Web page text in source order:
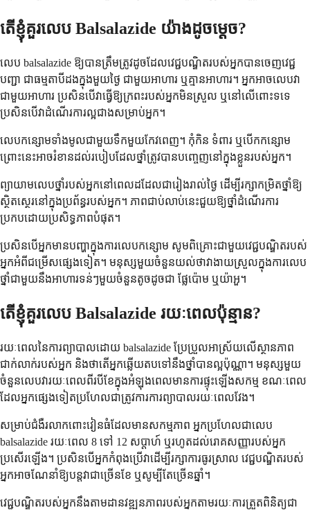
តើខ្ញុំគួរលេប Balsalazide យ៉ាងដូចម្តេច?
លេប balsalazide ឱ្យបានត្រឹមត្រូវដូចដែលវេជ្ជបណ្ឌិតរបស់អ្នកបានចេញវេជ្ជ
បញ្ជា ជាធម្មតាបីដងក្នុងមួយថ្ងៃ ជាមួយអាហារ ឬគ្មានអាហារ។ អ្នកអាចលេបវា
ជាមួយអាហារ ប្រសិនបើវាធ្វើឱ្យក្រពះរបស់អ្នកមិនស្រួល ឬនៅលើពោះទទេ
ប្រសិនបើវាដំណើរការល្អជាងសម្រាប់អ្នក។
លេបកន្សោមទាំងមូលជាមួយទឹកមួយកែវពេញ។ កុំកិន ទំពារ ឬបើកកន្សោម
ព្រោះនេះអាចរំខានដល់របៀបដែលថ្នាំត្រូវបានបញ្ចេញនៅក្នុងខ្លួនរបស់អ្នក។
ព្យាយាមលេបថ្នាំរបស់អ្នកនៅពេលដដែលជារៀងរាល់ថ្ងៃ ដើម្បីរក្សាកម្រិតថ្នាំឱ្យ
ស្ថិតស្ថេរនៅក្នុងប្រព័ន្ធរបស់អ្នក។ ភាពជាប់លាប់នេះជួយឱ្យថ្នាំដំណើរការ
ប្រកបដោយប្រសិទ្ធភាពបំផុត។
ប្រសិនបើអ្នកមានបញ្ហាក្នុងការលេបកន្សោម សូមពិគ្រោះជាមួយវេជ្ជបណ្ឌិតរបស់
អ្នកអំពីជម្រើសផ្សេងទៀត។ មនុស្សមួយចំនួនយល់ថាវាងាយស្រួលក្នុងការលេប
ថ្នាំជាមួយនឹងអាហារទន់ៗមួយចំនួនតូចដូចជា ផ្លែប៉ោម ឬយ៉ាអួ។
តើខ្ញុំគួរលេប Balsalazide រយៈពេលប៉ុន្មាន?
រយៈពេលនៃការព្យាបាលដោយ balsalazide ប្រែប្រួលអាស្រ័យលើស្ថានភាព
ជាក់លាក់របស់អ្នក និងថាតើអ្នកឆ្លើយតបទៅនឹងថ្នាំបានល្អប៉ុណ្ណា។ មនុស្សមួយ
ចំនួនលេបវារយៈពេលពីរបីខែក្នុងអំឡុងពេលមានការផ្ទុះឡើងសកម្ម ខណៈពេល
ដែលអ្នកផ្សេងទៀតប្រហែលជាត្រូវការការព្យាបាលរយៈពេលវែង។
សម្រាប់ជំងឺរលាកពោះវៀនធំដែលមានសកម្មភាព អ្នកប្រហែលជាលេប
balsalazide រយៈពេល 8 ទៅ 12 សប្តាហ៍ ឬរហូតដល់រោគសញ្ញារបស់អ្នក
ប្រសើរឡើង។ ប្រសិនបើអ្នកកំពុងប្រើវាដើម្បីរក្សាការធូរស្រាល វេជ្ជបណ្ឌិតរបស់
អ្នកអាចណែនាំឱ្យបន្តវាជាច្រើនខែ ឬសូម្បីតែច្រើនឆ្នាំ។
វេជ្ជបណ្ឌិតរបស់អ្នកនឹងតាមដានវឌ្ឍនភាពរបស់អ្នកតាមរយៈការត្រួតពិនិត្យជា